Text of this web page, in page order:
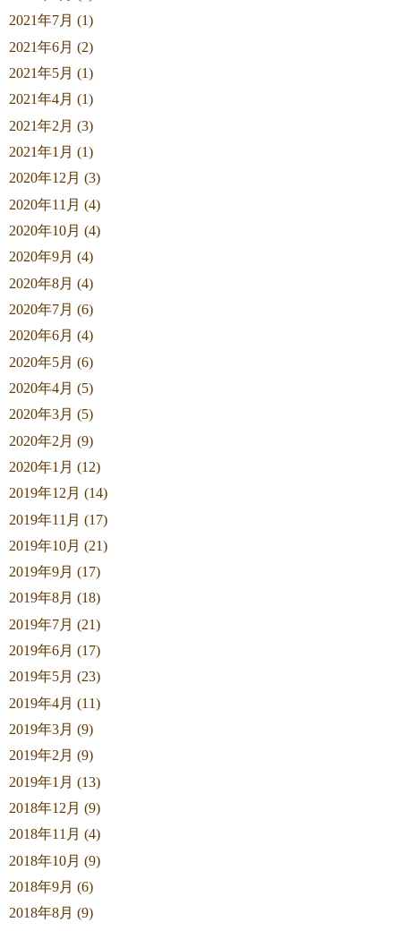
2021年7月 (1)
2021年6月 (2)
2021年5月 (1)
2021年4月 (1)
2021年2月 (3)
2021年1月 (1)
2020年12月 (3)
2020年11月 (4)
2020年10月 (4)
2020年9月 (4)
2020年8月 (4)
2020年7月 (6)
2020年6月 (4)
2020年5月 (6)
2020年4月 (5)
2020年3月 (5)
2020年2月 (9)
2020年1月 (12)
2019年12月 (14)
2019年11月 (17)
2019年10月 (21)
2019年9月 (17)
2019年8月 (18)
2019年7月 (21)
2019年6月 (17)
2019年5月 (23)
2019年4月 (11)
2019年3月 (9)
2019年2月 (9)
2019年1月 (13)
2018年12月 (9)
2018年11月 (4)
2018年10月 (9)
2018年9月 (6)
2018年8月 (9)